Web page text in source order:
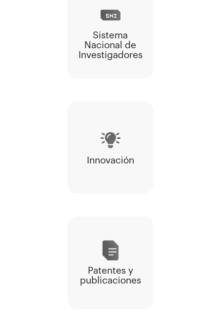
Innovación
Patentes y
publicaciones
Sistema
Nacional de
Investigadores